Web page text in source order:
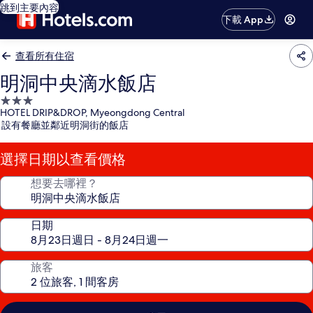
跳到主要內容
下載 App
查看所有住宿
明洞中央滴水飯店
3.0
星
級
住
宿
HOTEL DRIP&DROP, Myeongdong Central
設有餐廳並鄰近明洞街的飯店
選擇日期以查看價格
想要去哪裡？
日期
旅客